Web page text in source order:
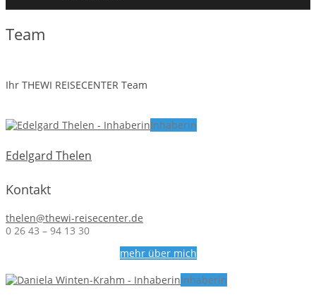
Team
Ihr THEWI REISECENTER Team
Inhaberin
Edelgard Thelen
Kontakt
thelen@thewi-reisecenter.de
0 26 43 – 94 13 30
mehr über mich
Inhaberin